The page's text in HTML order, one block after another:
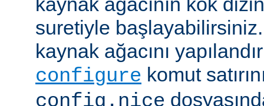
suretiyle
kaynak ağacını
configure komut
config.nice